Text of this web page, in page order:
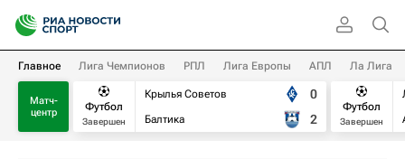
Главное Лига Чемпионов РПЛ Лига Европы АПЛ Ла Лига
Матч-
центр
Футбол
Завершен
Крылья Советов
Балтика
0
2
Футбол
Завершен